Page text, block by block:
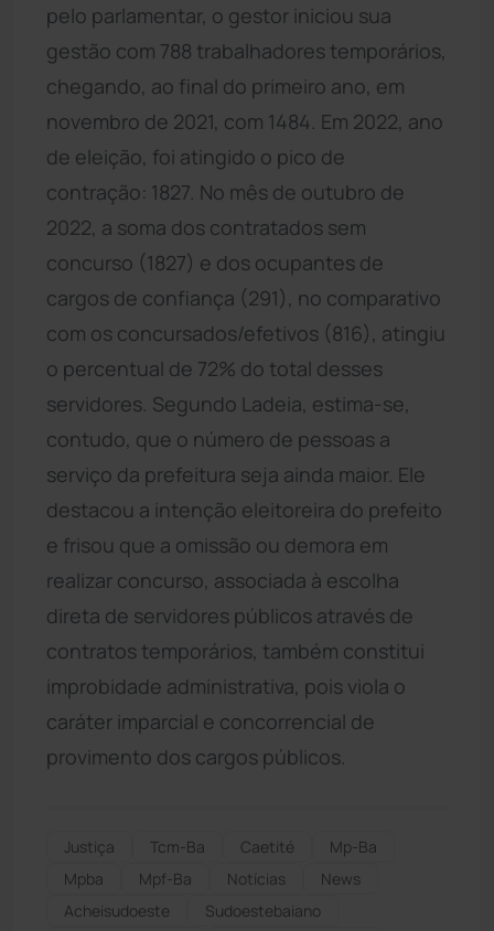
pelo parlamentar, o gestor iniciou sua
gestão com 788 trabalhadores temporários,
chegando, ao final do primeiro ano, em
novembro de 2021, com 1484. Em 2022, ano
de eleição, foi atingido o pico de
contração: 1827. No mês de outubro de
2022, a soma dos contratados sem
concurso (1827) e dos ocupantes de
cargos de confiança (291), no comparativo
com os concursados/efetivos (816), atingiu
o percentual de 72% do total desses
servidores. Segundo Ladeia, estima-se,
contudo, que o número de pessoas a
serviço da prefeitura seja ainda maior. Ele
destacou a intenção eleitoreira do prefeito
e frisou que a omissão ou demora em
realizar concurso, associada à escolha
direta de servidores públicos através de
contratos temporários, também constitui
improbidade administrativa, pois viola o
caráter imparcial e concorrencial de
provimento dos cargos públicos.
Justiça Tcm-Ba Caetité
Mp-Ba
Mpba
Mpf-Ba Notícias
News
Acheisudoeste
Sudoestebaiano